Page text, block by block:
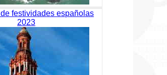
festividades españolas
2023